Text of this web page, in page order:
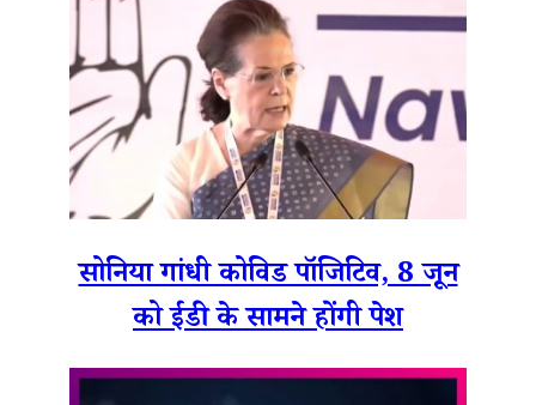
सोनिया गांधी कोविड पॉजिटिव, 8 जून
को ईडी के सामने होंगी पेश